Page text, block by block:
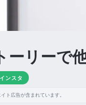
ーリーで
ンスタ
ト広告が含まれています。